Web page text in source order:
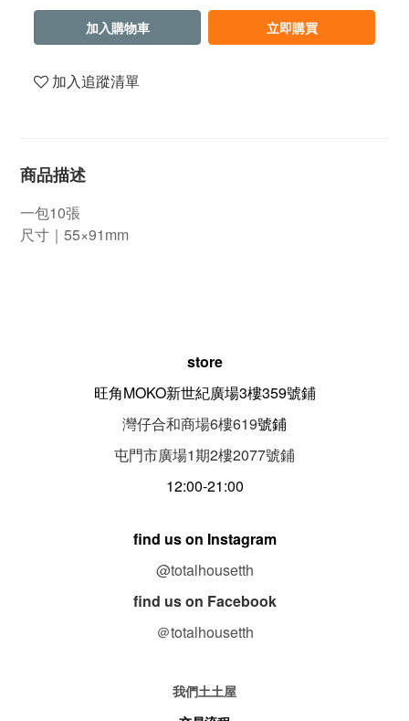
加入購物車 立即購買
加入追蹤清單
商品描述
一包10張
尺寸｜55×91mm
store
旺角MOKO新世紀廣場3樓359號鋪
灣仔合和商場6樓619號鋪
屯門市廣場1期2樓2077號鋪
12:00-21:00
find us on Instagram
@totalhousetth
find us on Facebook
＠totalhousetth
我們土土屋